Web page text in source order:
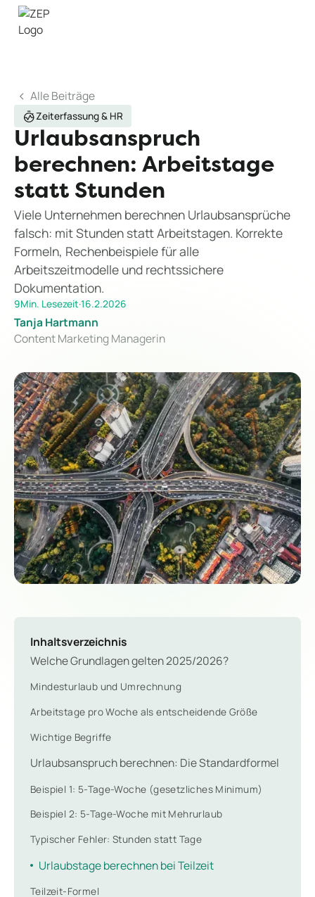
Alle Beiträge
Zeiterfassung & HR
Urlaubsanspruch
berechnen: Arbeitstage
statt Stunden
Viele Unternehmen berechnen Urlaubsansprüche
falsch: mit Stunden statt Arbeitstagen. Korrekte
Formeln, Rechenbeispiele für alle
Arbeitszeitmodelle und rechtssichere
Dokumentation.
9Min. Lesezeit·16.2.2026
Tanja Hartmann
Content Marketing Managerin
Inhaltsverzeichnis
Welche Grundlagen gelten 2025/2026?
Mindesturlaub und Umrechnung
Arbeitstage pro Woche als entscheidende Größe
Wichtige Begriffe
Urlaubsanspruch berechnen: Die Standardformel
Beispiel 1: 5-Tage-Woche (gesetzliches Minimum)
Beispiel 2: 5-Tage-Woche mit Mehrurlaub
Typischer Fehler: Stunden statt Tage
Urlaubstage berechnen bei Teilzeit
Teilzeit-Formel